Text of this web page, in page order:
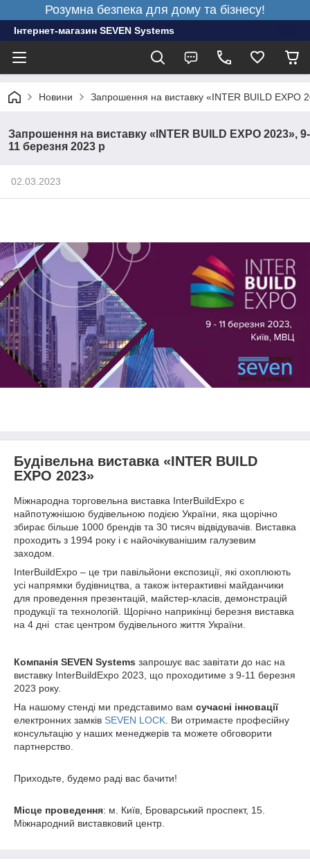
Розумна безпека для дому та бізнесу!
Інтернет-магазин SEVEN Systems
Новини Запрошення на виставку «INTER BUILD EXPO
Запрошення на виставку «INTER BUILD EXPO 2023», 9-
11 березня 2023 р
02.03.2023
Будівельна виставка «INTER BUILD
EXPO 2023»
Міжнародна торговельна виставка InterBuildExpo є
найпотужнішою будівельною подією України, яка щорічно
збирає більше 1000 брендів та 30 тисяч відвідувачів. Виставка
проходить з 1994 року і є найочікуванішим галузевим
заходом.
InterBuildExpo – це три павільйони експозиції, які охоплюють
усі напрямки будівництва, а також інтерактивні майданчики
для проведення презентацій, майстер-класів, демонстрацій
продукції та технологій. Щорічно наприкінці березня виставка
на 4 дні стає центром будівельного життя України.
Компанія SEVEN Systems запрошує вас завітати до нас на
виставку InterBuildExpo 2023, що проходитиме з 9-11 березня
2023 року.
На нашому стенді ми представимо вам сучасні інновації
електронних замків SEVEN LOCK . Ви отримаєте професійну
консультацію у наших менеджерів та можете обговорити
партнерство.
Приходьте, будемо раді вас бачити!
Місце проведення: м. Київ, Броварський проспект, 15.
Міжнародний виставковий центр.